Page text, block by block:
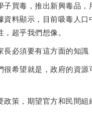
子買毒，推出新興毒品
資料顯示，目前吸毒人
超乎我們想像。
長必須要有這方面的知
很希望就是，政府的資
政策，期望官方和民間